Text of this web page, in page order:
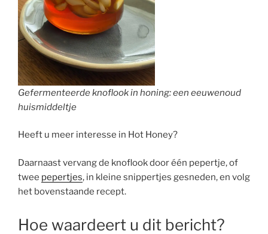
Gefermenteerde knoflook in honing: een eeuwenoud
huismiddeltje
Heeft u meer interesse in Hot Honey?
Daarnaast vervang de knoflook door één pepertje, of
twee pepertjes, in kleine snippertjes gesneden, en volg
het bovenstaande recept.
Hoe waardeert u dit bericht?